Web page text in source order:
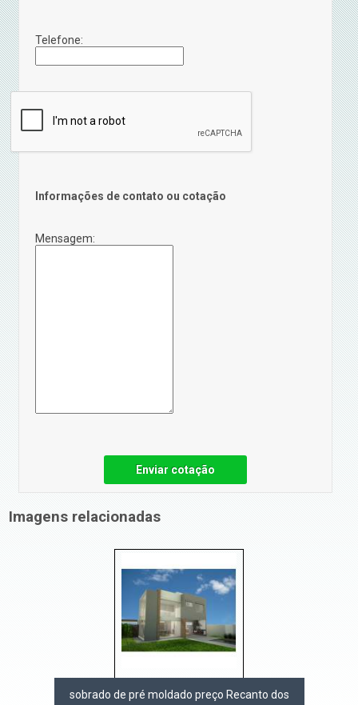
Telefone:
Informações de contato ou cotação
Mensagem:
Enviar cotação
Imagens relacionadas
sobrado de pré moldado preço Recanto dos